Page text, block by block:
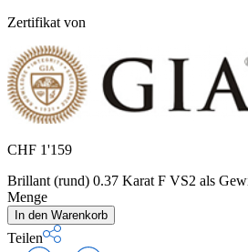
Zertifikat von
CHF 1'159
Brillant (rund) 0.37 Karat F VS2 als
Menge
In den Warenkorb
Teilen